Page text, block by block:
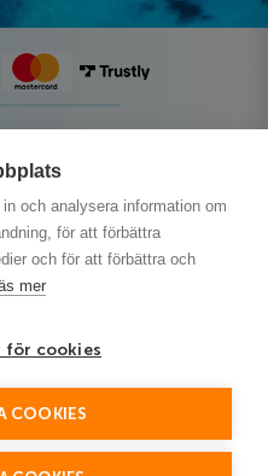
och analysera information om
för att förbättra
och för att förbättra och
mer
för cookies
COOKIES
and the Google
apply.